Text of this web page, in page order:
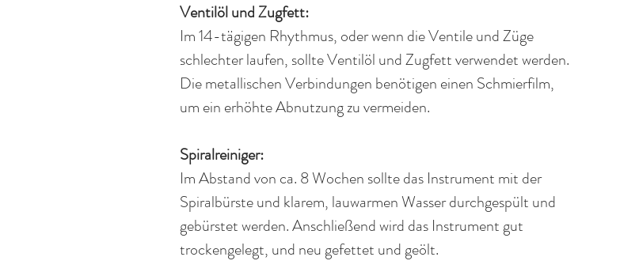
Ventilöl und Zugfett:
Im 14-tägigen Rhythmus, oder wenn dieVentileund Züge
schlechter laufen, sollte Ventilöl und Zugfett verwendet werden.
DiemetallischenVerbindungen benötigen einen Schmierfilm,
um ein erhöhteAbnutzung zu vermeiden.
Spiralreiniger:
Im Abstand von ca. 8 Wochen sollte das Instrument mit der
Spiralbürste und klarem, lauwarmen Wasser durchgespült und
gebürstet werden. Anschließend wird das Instrument gut
trockengelegt, und neu gefettet und geölt.